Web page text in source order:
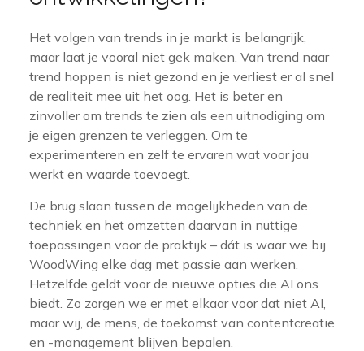
Het volgen van trends in je markt is belangrijk,
maar laat je vooral niet gek maken. Van trend naar
trend hoppen is niet gezond en je verliest er al snel
de realiteit mee uit het oog. Het is beter en
zinvoller om trends te zien als een uitnodiging om
je eigen grenzen te verleggen. Om te
experimenteren en zelf te ervaren wat voor jou
werkt en waarde toevoegt.
De brug slaan tussen de mogelijkheden van de
techniek en het omzetten daarvan in nuttige
toepassingen voor de praktijk – dát is waar we bij
WoodWing elke dag met passie aan werken.
Hetzelfde geldt voor de nieuwe opties die AI ons
biedt. Zo zorgen we er met elkaar voor dat niet AI,
maar wij, de mens, de toekomst van contentcreatie
en -management blijven bepalen.